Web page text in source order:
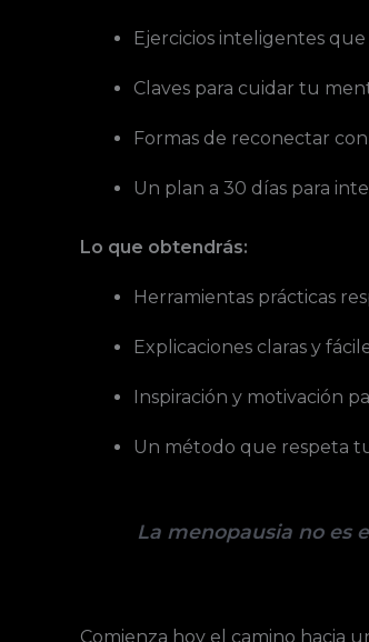
Ejercicios inteligentes
Claves para cuidar tu
Formas de reconectar
Un plan a 30 días para
Lo que obtendrás:
Herramientas prácticas
Explicaciones claras y
Inspiración y motivación
Un método que respeta
La menopausia no es
Comienza hoy el camino hacia